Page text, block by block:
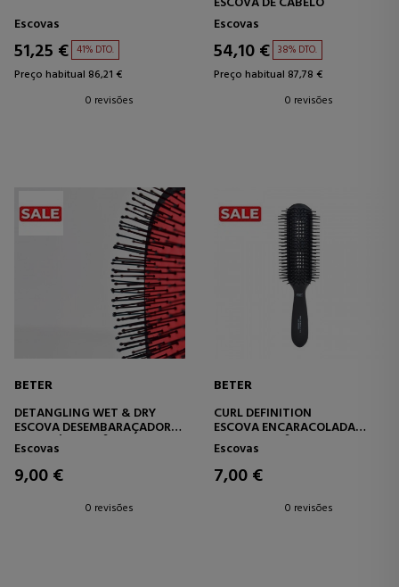
Escovas
51,25 € 41% DTO.
Preço habitual 86,21 €
0 revisões
Escovas
54,10 € 38% DTO.
Preço habitual 87,78 €
0 revisões
BETER
DETANGLING WET & DRY
ESCOVA DESEMBARAÇADORA
PNEUMÁTICA Nº 12
Escovas
9,00 €
0 revisões
BETER
CURL DEFINITION
ESCOVA ENCARACOLADA
SKELETON Nº 11
Escovas
7,00 €
0 revisões